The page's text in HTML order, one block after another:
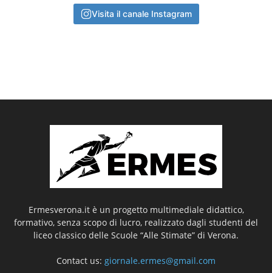
Visita il canale Instagram
Ermesverona.it è un progetto multimediale didattico,
formativo, senza scopo di lucro, realizzato dagli studenti del
liceo classico delle Scuole “Alle Stimate” di Verona.
Contact us: giornale.ermes@gmail.com